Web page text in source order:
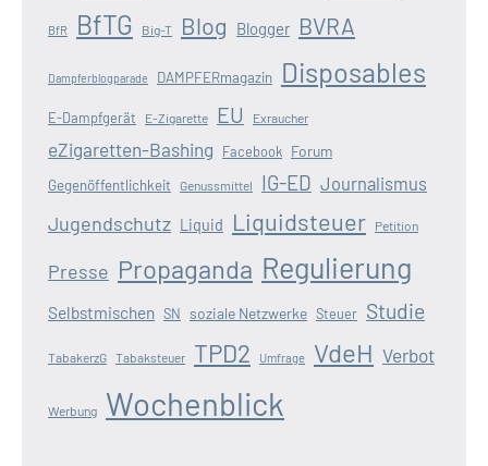
BfR BfTG Big-T Blog Blogger BVRA
Dampferblogparade DAMPFERmagazin Disposables
E-Dampfgerät E-Zigarette EU Exraucher
eZigaretten-Bashing Facebook Forum
Gegenöffentlichkeit Genussmittel IG-ED Journalismus
Jugendschutz Liquid Liquidsteuer Petition
Presse Propaganda Regulierung
Selbstmischen SN soziale Netzwerke Steuer Studie
TabakerzG Tabaksteuer TPD2 Umfrage VdeH Verbot
Werbung Wochenblick